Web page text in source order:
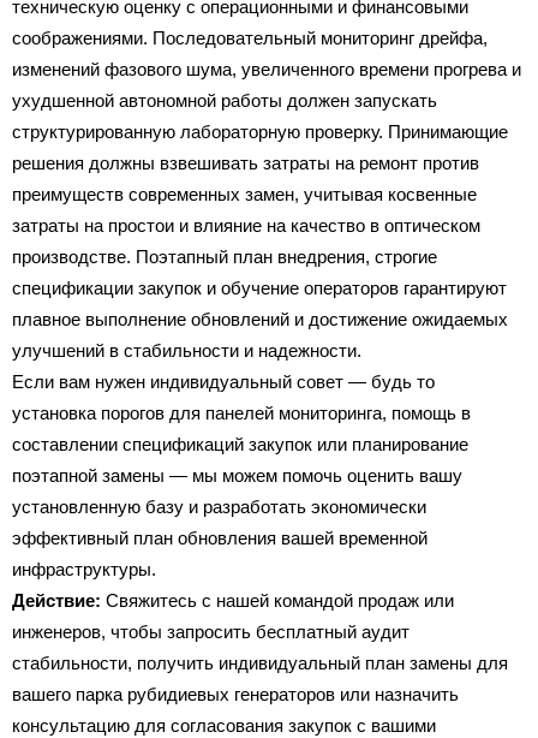
техническую оценку с операционными и финансовыми
соображениями. Последовательный мониторинг дрейфа,
изменений фазового шума, увеличенного времени прогрева и
ухудшенной автономной работы должен запускать
структурированную лабораторную проверку. Принимающие
решения должны взвешивать затраты на ремонт против
преимуществ современных замен, учитывая косвенные
затраты на простои и влияние на качество в оптическом
производстве. Поэтапный план внедрения, строгие
спецификации закупок и обучение операторов гарантируют
плавное выполнение обновлений и достижение ожидаемых
улучшений в стабильности и надежности.
Если вам нужен индивидуальный совет — будь то
установка порогов для панелей мониторинга, помощь в
составлении спецификаций закупок или планирование
поэтапной замены — мы можем помочь оценить вашу
установленную базу и разработать экономически
эффективный план обновления вашей временной
инфраструктуры.
Действие: Свяжитесь с нашей командой продаж или
инженеров, чтобы запросить бесплатный аудит
стабильности, получить индивидуальный план замены для
вашего парка рубидиевых генераторов или назначить
консультацию для согласования закупок с вашими